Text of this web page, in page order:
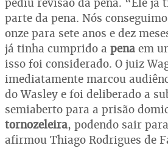
parte da pena. Nós
onze para sete anos e dez
já tinha cumprido a pena em
isso foi considerado. O juiz
imediatamente marcou
do Wasley e foi deliberado a
semiaberto para a prisão
tornozeleira, podendo sair
afirmou Thiago Rodrigues de